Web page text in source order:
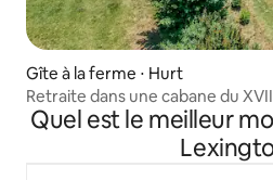
Gîte à la ferme ⋅ Hurt
Retraite dans une cabane du
Quel est le meilleur